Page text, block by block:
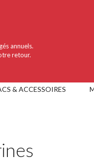
& ACCESSOIRES
annuels.
retour.